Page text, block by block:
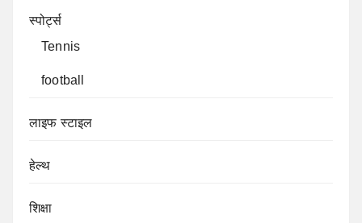
स्पोर्ट्स
Tennis
football
लाइफ स्टाइल
हेल्थ
शिक्षा